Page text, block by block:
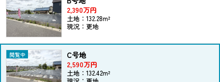
2,390万円
土地：132.28m²
現況：更地
C号地
2,590万円
土地：132.42m²